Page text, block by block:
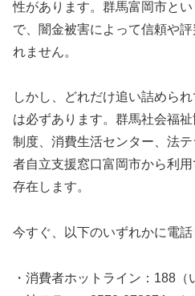
性があります。群馬富岡市と
で、闇金被害によって信頼や
れません。
しかし、どれだけ追い詰めら
は必ずあります。群馬社会福
制度、消費生活センター、法
者自立支援窓口富岡市から利
存在します。
今すぐ、以下のいずれかに電話
・消費者ホットライン：188（